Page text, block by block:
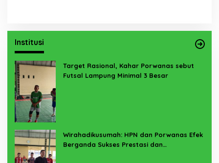
Institusi
Target Rasional, Kahar Porwanas sebut
Futsal Lampung Minimal 3 Besar
Wirahadikusumah: HPN dan Porwanas Efek
Berganda Sukses Prestasi dan